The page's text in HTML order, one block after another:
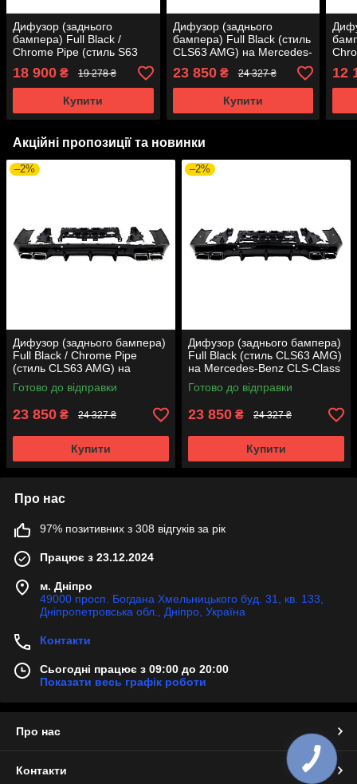
Дифузор (заднього
бампера) Full Black /
Chrome Pipe (стиль S63
AMG) на Mercedes-Benz
S-Class W222 2017-2020
року
18 900 ₴ 19 278 ₴
Купити
Дифузор (заднього
бампера) Full Black (стиль
CLS63 AMG) на Mercedes-
Benz CLS-Class C257
2018-2022 року
23 850₴ 24 327 ₴
Купити
12
Акційні пропозиції та новинки
–2%
Дифузор (заднього бампера)
Full Black / Chrome Pipe
(стиль CLS63 AMG) на
Mercedes-Benz CLS-Class
C257 2018-2022 року
Готово до відправки
23 850 ₴ 24 327 ₴
Купити
–2%
Дифузор (заднього бампера)
Full Black (стиль CLS63 AMG)
на Mercedes-Benz CLS-Class
C257 2018-2022 року
Готово до відправки
23 850 ₴ 24 327 ₴
Купити
Про нас
97% позитивних з 308 відгуків за рік
Працює з 23.12.2024
м. Дніпро
49000 просп. Богдана Хмельницького буд. 31, кв. 133,
Дніпропетровська обл., Дніпро, Україна
Контакти
Сьогодні працює з 09:00 до 20:00
Показати весь графік роботи
Про нас
Контакти